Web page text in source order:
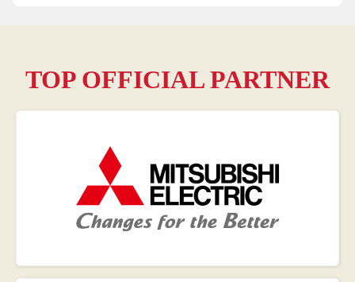
TOP OFFICIAL PARTNER